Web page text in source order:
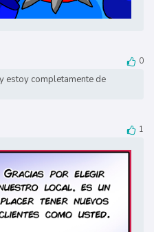
0
estoy completamente de
1